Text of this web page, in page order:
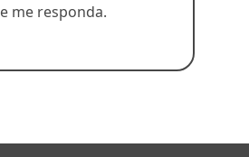
me responda.